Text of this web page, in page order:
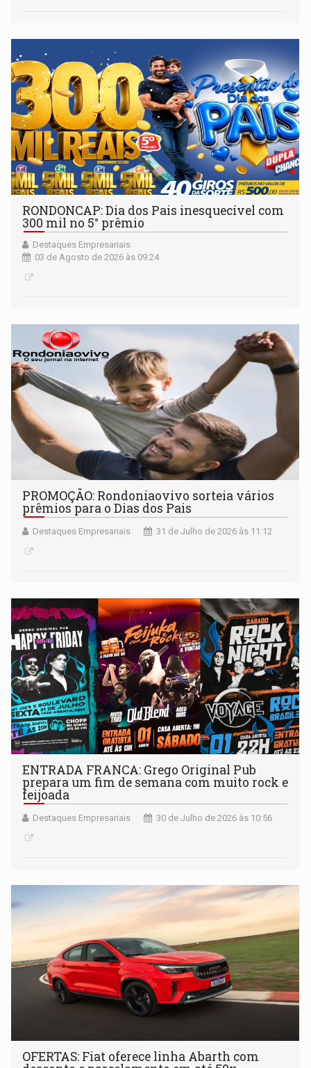
RONDONCAP: Dia dos Pais inesquecível com
300 mil no 5° prêmio
Destaques Empresariais
03 de Agosto de 2026 às 09:24
PROMOÇÃO: Rondoniaovivo sorteia vários
prêmios para o Dias dos Pais
Destaques Empresariais 31 de Julho de 2026 às 11:12
ENTRADA FRANCA: Grego Original Pub
prepara um fim de semana com muito rock e
feijoada
Destaques Empresariais 30 de Julho de 2026 às 10:56
OFERTAS: Fiat oferece linha Abarth com